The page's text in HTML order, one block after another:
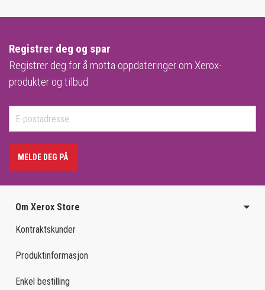
Registrer deg og spar
Registrer deg for å motta oppdateringer om Xerox-
produkter og tilbud
MELDE DEG PÅ
Om Xerox Store
Kontraktskunder
Produktinformasjon
Enkel bestilling